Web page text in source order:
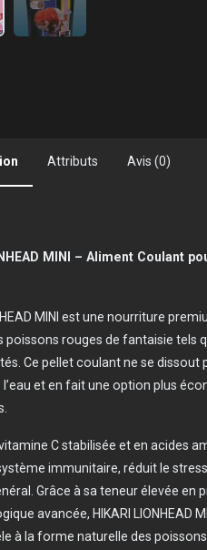
Attributs Avis (0)
MINI – Aliment Coulant
MINI est une nourriture
poissons rouges de fantaisie tels
Ce pellet coulant ne se dissout
l’eau et en fait une option plus
C stabilisée et en acides
immunitaire, réduit le
Grâce à sa teneur élevée en
avancée, HIKARI LIONHEAD
à la forme naturelle des poissons